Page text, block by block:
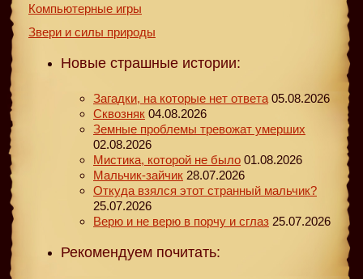
Компьютерные игры
Звери и силы природы
Новые страшные истории:
Загадки, на которые нет ответа 05.08.2026
Сквозняк 04.08.2026
Земные проблемы тревожат умерших
02.08.2026
Мистика, которой не было 01.08.2026
Мальчик-зайчик 28.07.2026
Откуда взялся этот странный мальчик?
25.07.2026
Верю и не верю в порчу и сглаз 25.07.2026
Рекомендуем почитать: